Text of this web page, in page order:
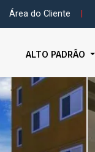
Área do Cliente
ALTO PADRÃO